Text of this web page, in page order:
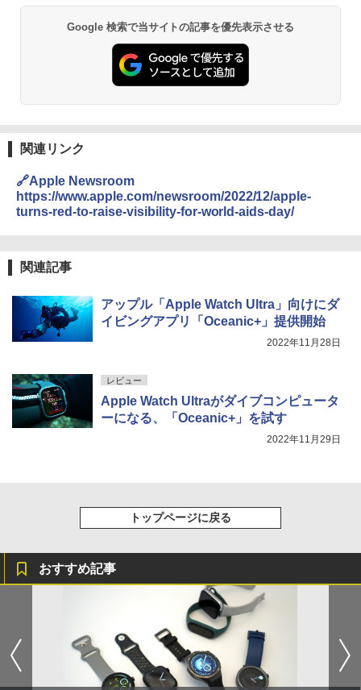
Google 検索で当サイトの記事を優先表示させる
関連リンク
🔗Apple Newsroom
https://www.apple.com/newsroom/2022/12/apple-
turns-red-to-raise-visibility-for-world-aids-day/
関連記事
アップル「Apple Watch Ultra」向けにダ
イビングアプリ「Oceanic+」提供開始
2022年11月28日
レビュー
Apple Watch Ultraがダイブコンピュータ
ーになる、「Oceanic+」を試す
2022年11月29日
トップページに戻る
おすすめ記事